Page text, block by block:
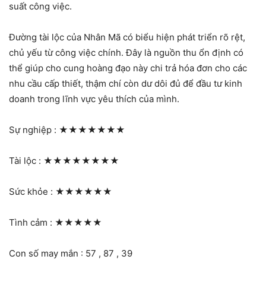
suất công việc.
Đường tài lộc của Nhân Mã có biểu hiện phát triển rõ rệt,
chủ yếu từ công việc chính. Đây là nguồn thu ổn định có
thể giúp cho cung hoàng đạo này chi trả hóa đơn cho các
nhu cầu cấp thiết, thậm chí còn dư dôi đủ để đầu tư kinh
doanh trong lĩnh vực yêu thích của mình.
Sự nghiệp : ★★★★★★★
Tài lộc : ★★★★★★★★
Sức khỏe : ★★★★★★
Tình cảm : ★★★★★
Con số may mắn : 57 , 87 , 39